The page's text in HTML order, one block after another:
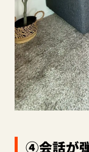
④会話が